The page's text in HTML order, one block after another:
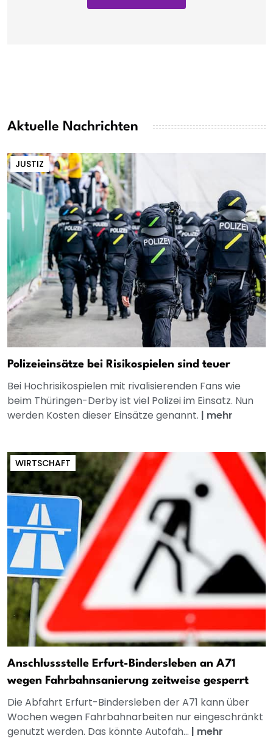
Aktuelle Nachrichten
JUSTIZ
Polizeieinsätze bei Risikospielen sind teuer
Bei Hochrisikospielen mit rivalisierenden Fans wie
beim Thüringen-Derby ist viel Polizei im Einsatz. Nun
werden Kosten dieser Einsätze genannt. | mehr
WIRTSCHAFT
Anschlussstelle Erfurt-Bindersleben an A71
wegen Fahrbahnsanierung zeitweise gesperrt
Die Abfahrt Erfurt-Bindersleben der A71 kann über
Wochen wegen Fahrbahnarbeiten nur eingeschränkt
genutzt werden. Das könnte Autofah... | mehr